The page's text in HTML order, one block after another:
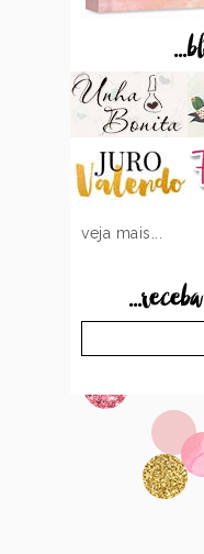
veja mais...